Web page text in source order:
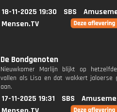
18-11-2025 19:30 SBS
Mensen.TV
De Bondgenoten
Nieuwkomer Marlijn blijkt op
vallen als Lisa en dat wakkert jaloerse
aan.
17-11-2025 19:31 SBS